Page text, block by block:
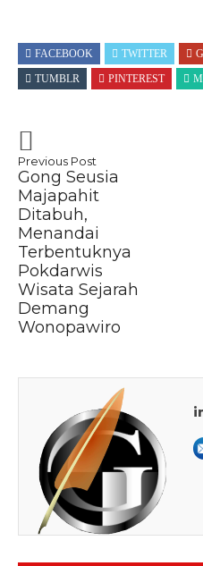
FACEBOOK TWITTER
TUMBLR
PINTEREST
Previous Post
Gong Seusia
Majapahit
Ditabuh,
Menandai
Terbentuknya
Pokdarwis
Wisata Sejarah
Demang
Wonopawiro